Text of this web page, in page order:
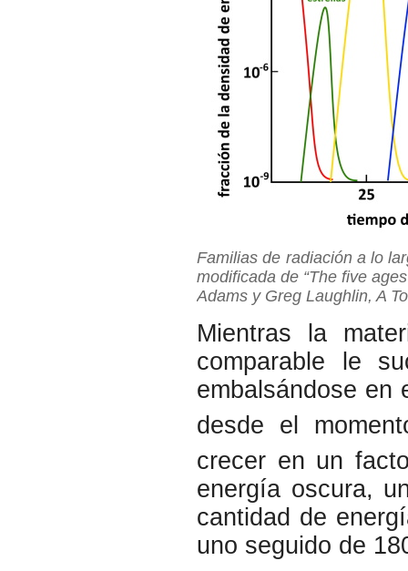
Familias de radiación a lo
modificada de “The five
Adams y Greg Laughlin, A
Mientras la
comparable le
embalsándose en
desde el
crecer en un
energía oscura,
cantidad de
uno seguido de